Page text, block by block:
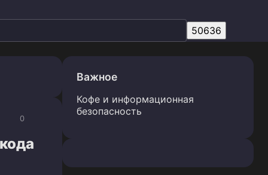
0
Важное
Кофе и информационная
безопасность